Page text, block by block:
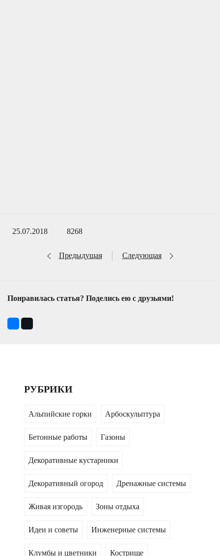
25.07.2018 8268
Предыдущая Следующая
Понравилась статья? Поделись ею с друзьями!
РУБРИКИ
Альпийские горки Арбоскульптура
Бетонные работы Газоны
Декоративные кустарники
Декоративный огород Дренажные системы
Живая изгородь Зоны отдыха
Идеи и советы Инженерные системы
Клумбы и цветники Кострище